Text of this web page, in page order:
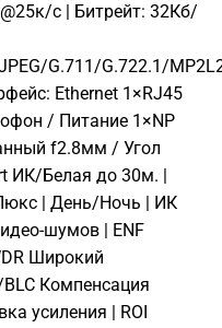
с | Битрейт: 32Кб/
G.711/G.722.1/
Ethernet 1×RJ45
/ Питание 1×NP
f2.8мм / Угол
ИК/Белая до 30м. |
| День/Ночь | ИК
шумов | ENF
Широкий
Компенсация
усиления | ROI